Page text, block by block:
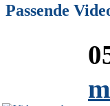
Passende